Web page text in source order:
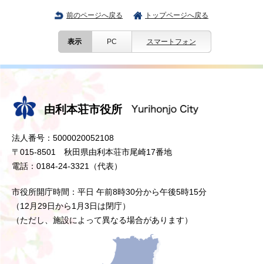
前のページへ戻る トップページへ戻る
表示 PC スマートフォン
由利本荘市役所
法人番号：5000020052108
〒015-8501 秋田県由利本荘市尾崎17番地
電話：0184-24-3321（代表）
市役所開庁時間：平日 午前8時30分から午後5時15分
（12月29日から1月3日は閉庁）
（ただし、施設によって異なる場合があります）